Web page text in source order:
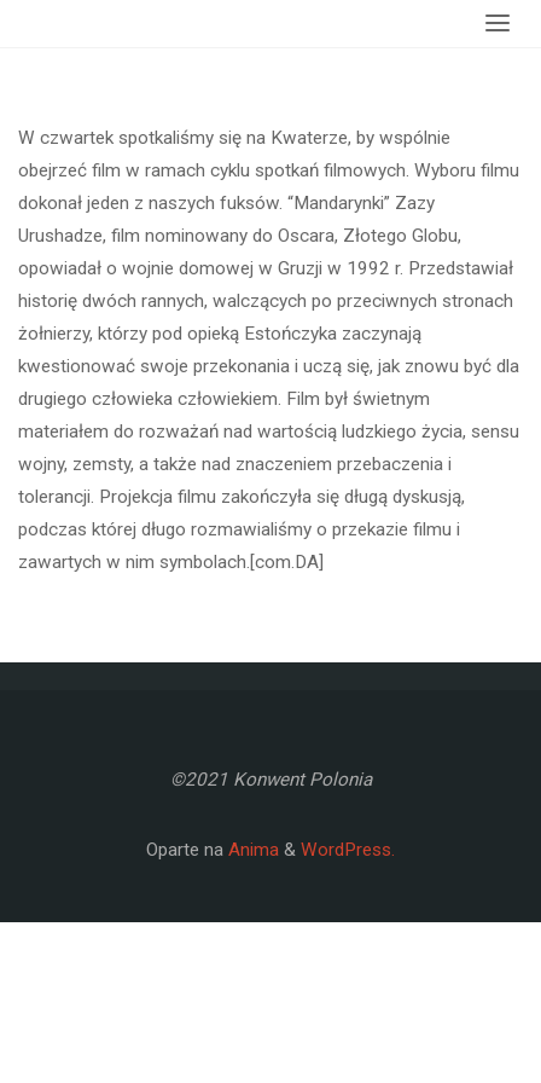
W czwartek spotkaliśmy się na Kwaterze, by wspólnie
obejrzeć film w ramach cyklu spotkań filmowych. Wyboru filmu
dokonał jeden z naszych fuksów. “Mandarynki” Zazy
Urushadze, film nominowany do Oscara, Złotego Globu,
opowiadał o wojnie domowej w Gruzji w 1992 r. Przedstawiał
historię dwóch rannych, walczących po przeciwnych stronach
żołnierzy, którzy pod opieką Estończyka zaczynają
kwestionować swoje przekonania i uczą się, jak znowu być dla
drugiego człowieka człowiekiem. Film był świetnym
materiałem do rozważań nad wartością ludzkiego życia, sensu
wojny, zemsty, a także nad znaczeniem przebaczenia i
tolerancji. Projekcja filmu zakończyła się długą dyskusją,
podczas której długo rozmawialiśmy o przekazie filmu i
zawartych w nim symbolach.[com.DA]
©2021 Konwent Polonia
Oparte na Anima & WordPress.